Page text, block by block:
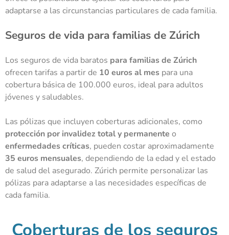
adaptarse a las circunstancias particulares de cada familia.
Seguros de vida para familias de Zúrich
Los seguros de vida baratos para familias de Zúrich
ofrecen tarifas a partir de 10 euros al mes para una
cobertura básica de 100.000 euros, ideal para adultos
jóvenes y saludables.
Las pólizas que incluyen coberturas adicionales, como
protección por invalidez total y permanente o
enfermedades críticas, pueden costar aproximadamente
35 euros mensuales, dependiendo de la edad y el estado
de salud del asegurado. Zúrich permite personalizar las
pólizas para adaptarse a las necesidades específicas de
cada familia.
Coberturas de los seguros